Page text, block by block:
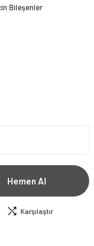
Bileşenler
Hemen Al
Karşılaştır